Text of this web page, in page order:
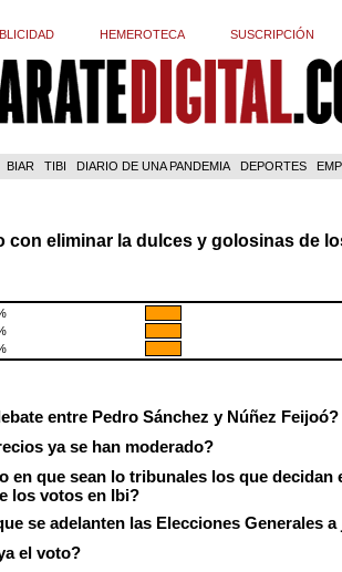
HEMEROTECA SUSCRIPCIÓN
BIAR TIBI DIARIO DE UNA PANDEMIA DEPORTES
con eliminar la dulces y golosinas de
entre Pedro Sánchez y Núñez Feijoó?
ya se han moderado?
en que sean lo tribunales los que decidan
los votos en Ibi?
se adelanten las Elecciones Generales
el voto?